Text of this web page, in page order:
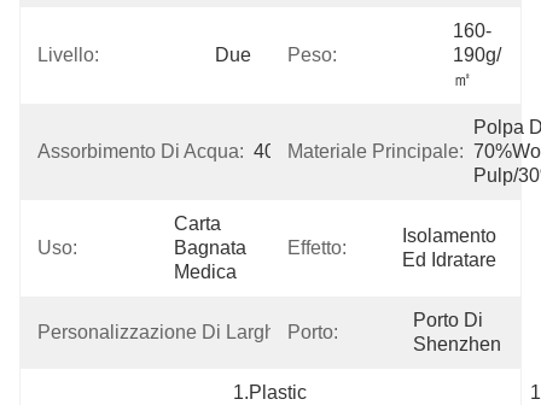
Livello: Due Peso:
160-
190g/
㎡
Assorbimento Di Acqua: 400%Materiale Principale:
Polpa
Pulp/
Uso:
Carta
Bagnata
Medica
Effetto:
Isolamento
Ed Idratare
Personalizzazione Di Larghezza:
600mm
Porto:
Porto Di
Shenzhen
1.Plastic